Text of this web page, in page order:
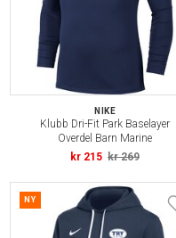
NIKE
Klubb Dri-Fit Park Baselayer
Overdel Barn Marine
kr 215 kr 269
NY